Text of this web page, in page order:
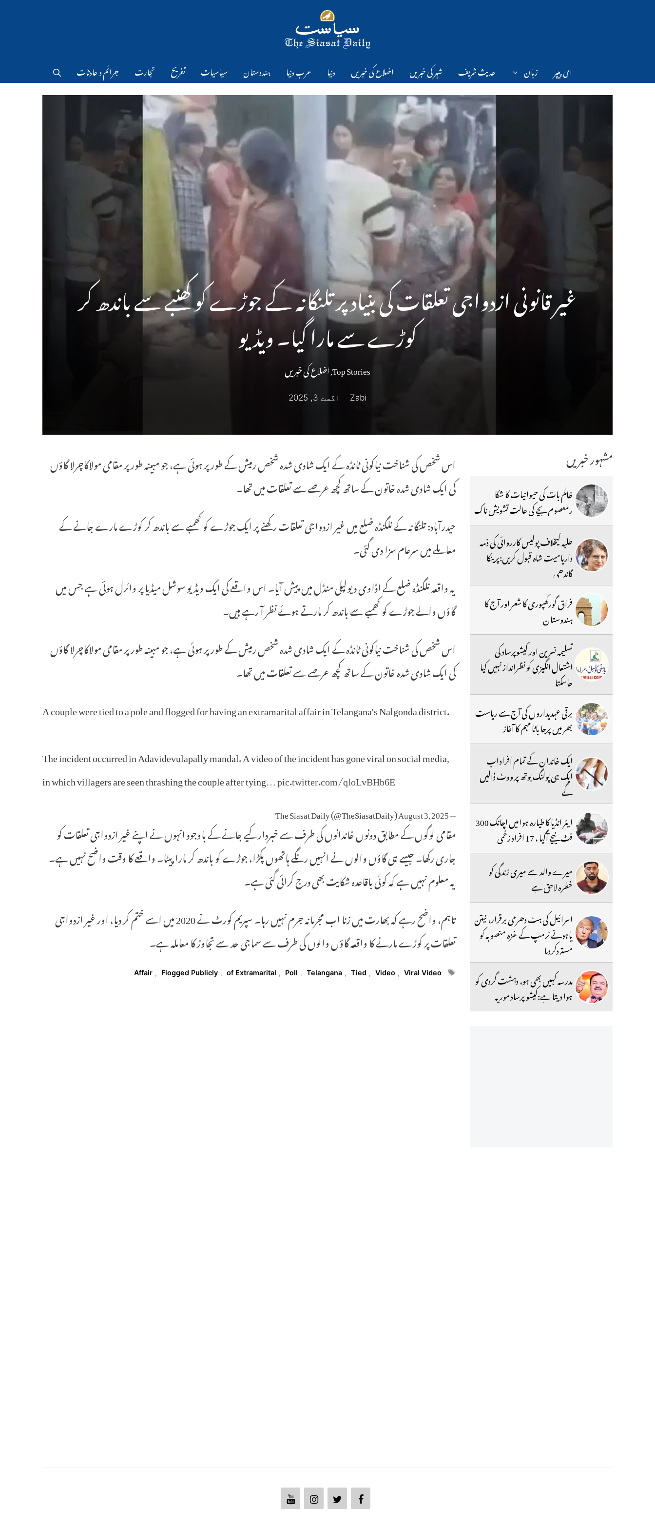
ای پیپر زبان حدیث شریف شہر کی خبریں اضلاع کی خبریں دنیا عرب دنیا ہندوستان سیاسیات تفریح تجارت جرائم و حادثات
غیر قانونی ازدواجی تعلقات کی بنیاد پر تلنگانہ کے جوڑے کو کھنبے سے باندھ کر
کوڑے سے مارا گیا۔ ویڈیو
Top Stories
,اضلاع کی خبریں
Zabi اگست 3, 2025
اس شخص کی شناخت نیاکونی ٹانڈہ کے ایک شادی شدہ شخص رمیش کے طور پر ہوئی ہے، جو مبینہ طور پر مقامی مولاکاچرلا گاؤں
کی ایک شادی شدہ خاتون کے ساتھ کچھ عرصے سے تعلقات میں تھا۔
حیدرآباد: تلنگانہ کے نلگنڈہ ضلع میں غیر ازدواجی تعلقات رکھنے پر ایک جوڑے کو کھمبے سے باندھ کر کوڑے مارے جانے کے
معاملے میں سرعام سزا دی گئی۔
یہ واقعہ نلگنڈہ ضلع کے اڈاوی دیولپلی منڈل میں پیش آیا۔ اس واقعے کی ایک ویڈیو سوشل میڈیا پر وائرل ہوئی ہے جس میں
گاؤں والے جوڑے کو کھمبے سے باندھ کر مارتے ہوئے نظر آ رہے ہیں۔
اس شخص کی شناخت نیاکونی ٹانڈہ کے ایک شادی شدہ شخص رمیش کے طور پر ہوئی ہے، جو مبینہ طور پر مقامی مولاکاچرلا گاؤں
کی ایک شادی شدہ خاتون کے ساتھ کچھ عرصے سے تعلقات میں تھا۔
A couple were tied to a pole and flogged for having an extramarital affair in Telangana's Nalgonda district.
The incident occurred in Adavidevulapally mandal. A video of the incident has gone viral on social media,
in which villagers are seen thrashing the couple after tying…pic.twitter.com/qloLvBHb6E
— The Siasat Daily (@TheSiasatDaily)
August 3, 2025
مقامی لوگوں کے مطابق دونوں خاندانوں کی طرف سے خبردار کیے جانے کے باوجود انہوں نے اپنے غیر ازدواجی تعلقات کو
جاری رکھا۔ جیسے ہی گاؤں والوں نے انہیں رنگے ہاتھوں پکڑا، جوڑے کو باندھ کر مارا پیٹا۔ واقعے کا وقت واضح نہیں ہے۔
یہ معلوم نہیں ہے کہ کوئی باقاعدہ شکایت بھی درج کرائی گئی ہے۔
تاہم، واضح رہے کہ بھارت میں زنا اب مجرمانہ جرم نہیں رہا۔ سپریم کورٹ نے 2020 میں اسے ختم کر دیا، اور غیر ازدواجی
تعلقات پر کوڑے مارنے کا واقعہ گاؤں والوں کی طرف سے سماجی حد سے تجاوز کا معاملہ ہے۔
Tags
Affair , Flogged Publicly , of Extramarital , Poll , Telangana , Tied , Video , Viral Video
مشہور خبریں
ظالم بات کی حیوانیات کا شکا
رمعصوم بچے کی حالت تشویش ناک
طلبہ کیخلاف پولیس کارروائی کی ذمہ
داریامیت شاہ قبول کریں:پرینکا
گاندھی
فراق گورکھپوری کا شعر اور آج کا
ہندوستان
تسلیمہ نسرین اور کیشوپرساد کی
اشتعال انگیزی کو نظرانداز نہیں کیا
جاسکتا
برقی عہدیداروں کی آج سے ریاست
بھر میں پرجا باٹا مہم کا آغاز
ایک خاندان کے تمام افراد اب
ایک ہی پولنگ بوتھ پر ووٹ ڈالیں
گے
ایئر انڈیا کا طیارہ ہوا میں اچانک 300
فٹ نیچے آگیا ، 17 افراد زخمی
میرے والد سے میری زندگی کو
خطرہ لاحق ہے
اسرائیل کی ہٹ دھرمی برقرار، نیتن
یاہونے ٹرمپ کے غزہ منصوبہ کو
مستردکردیا
مدرسہ کہیں بھی ہو، دہشت گردی کو
ہوا دیتا ہے:کیشو پرساد موریہ